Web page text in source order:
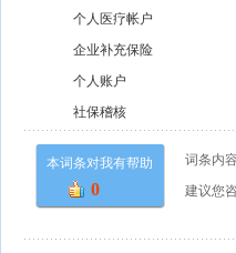
个人医疗帐户
企业补充保险
个人账户
社保稽核
本词条对我有帮助
0
词条内
建议您